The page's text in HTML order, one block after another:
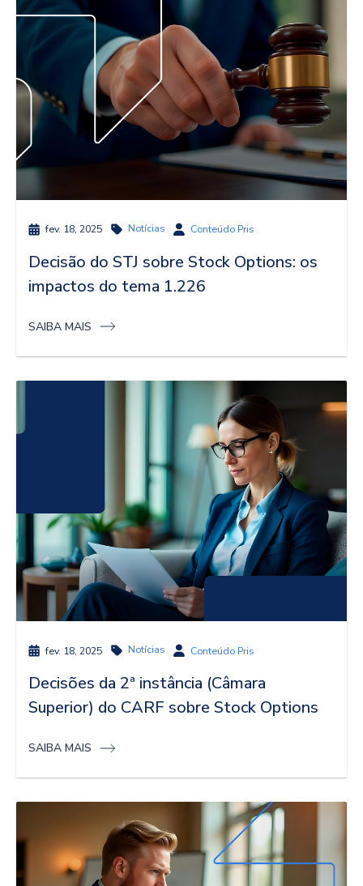
fev. 18, 2025 Notícias Conteúdo Pris
Decisão do STJ sobre Stock Options: os
impactos do tema 1.226
SAIBA MAIS
fev. 18, 2025 Notícias Conteúdo Pris
Decisões da 2ª instância (Câmara
Superior) do CARF sobre Stock Options
SAIBA MAIS